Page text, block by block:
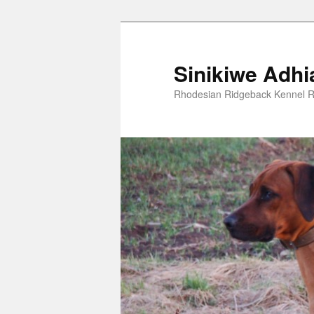
Sinikiwe
Rhodesian Ridgeback Kennel